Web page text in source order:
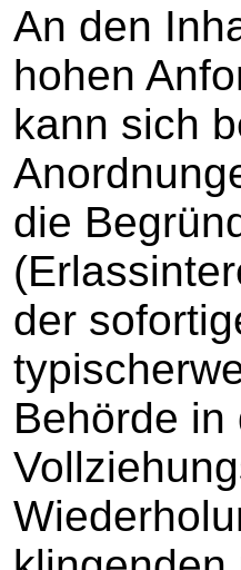
An den
hohen
kann sich
die
der
Behörde